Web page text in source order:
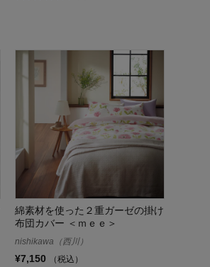
綿素材を使った２重ガーゼの掛け
布団カバー ＜ｍｅｅ＞
nishikawa（西川）
¥7,150
（税込）